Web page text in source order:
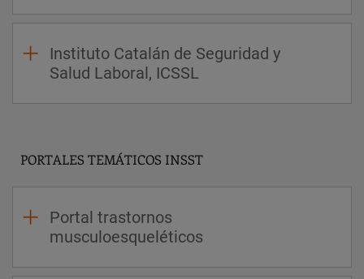
Instituto Catalán de Seguridad y
Salud Laboral, ICSSL
PORTALES TEMÁTICOS INSST
Portal trastornos
musculoesqueléticos